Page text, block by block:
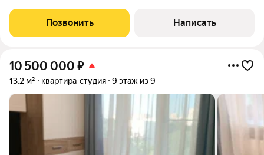
ухоженный подъезд с консьержем, во дворе детская
площадка. Район с развитой
Позвонить Написать
10 500 000 ₽
13,2 м² квартира-студия 9 этаж из 9